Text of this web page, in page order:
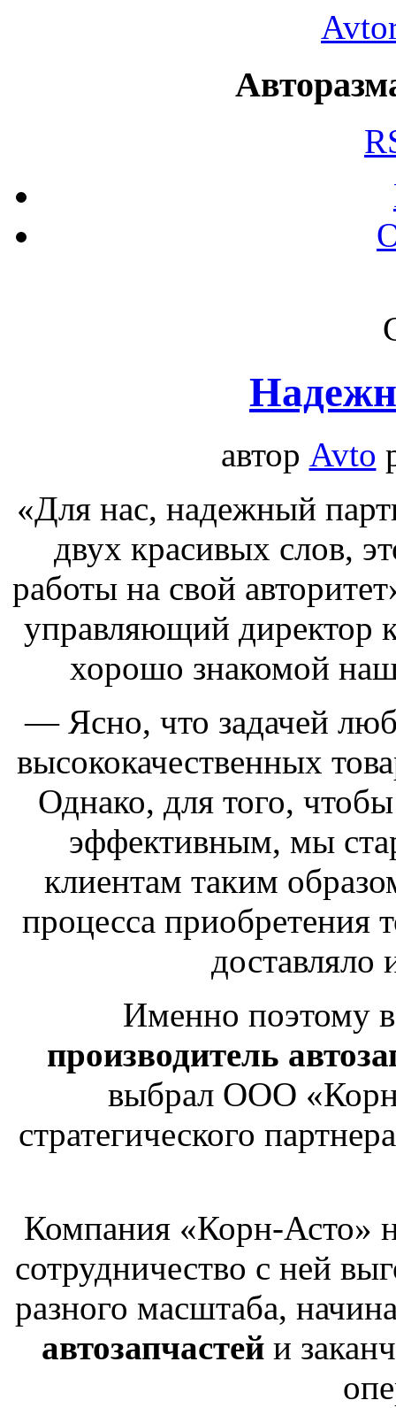
автор Avto
«Для нас, надежный
двух красивых слов,
работы на свой
управляющий
хорошо знакомой
— Ясно, что задачей
высококачественных
Однако, для того,
эффективным, мы
клиентам таким
процесса приобретения
доставляло
Именно поэтому
производитель
выбрал ООО «Корн-
стратегического
Компания «Корн-Асто»
сотрудничество с ней
разного масштаба,
автозапчастей и